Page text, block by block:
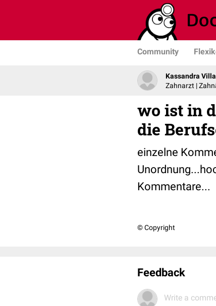
Community
Kassandra
Zahnarzt |
wo ist in
die
einzelne
Kommentare...
© Copyright
Feedback
Write a